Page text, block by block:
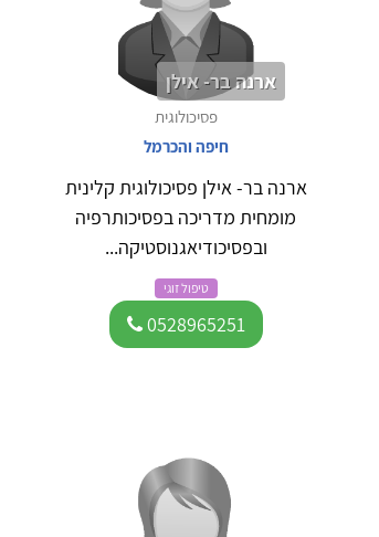
ארנה בר- אילן
פסיכולוגית
חיפה והכרמל
ארנה בר- אילן פסיכולוגית קלינית
מומחית מדריכה בפסיכותרפיה
ובפסיכודיאגנוסטיקה...
טיפול זוגי
0528965251